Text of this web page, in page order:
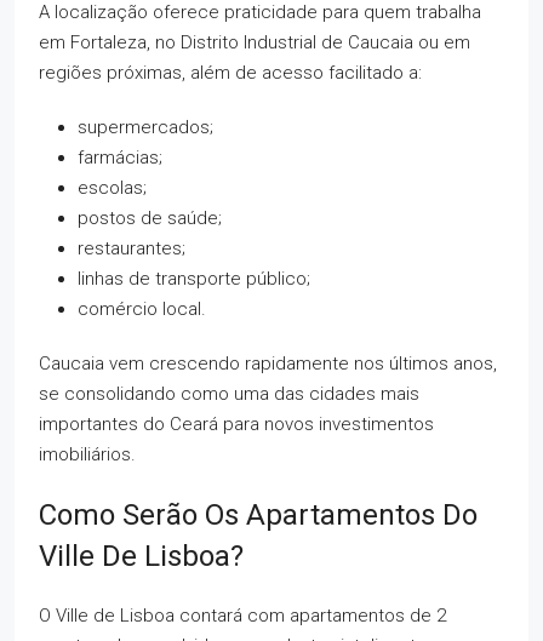
A localização oferece praticidade para quem trabalha
em Fortaleza, no Distrito Industrial de Caucaia ou em
regiões próximas, além de acesso facilitado a:
supermercados;
farmácias;
escolas;
postos de saúde;
restaurantes;
linhas de transporte público;
comércio local.
Caucaia vem crescendo rapidamente nos últimos anos,
se consolidando como uma das cidades mais
importantes do Ceará para novos investimentos
imobiliários.
Como Serão Os Apartamentos Do
Ville De Lisboa?
O Ville de Lisboa contará com apartamentos de 2